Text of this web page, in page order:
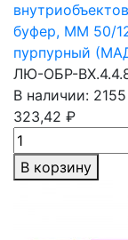
буфер, MM 50/
пурпурный
ЛЮ-ОБР-
В наличии: 2155
323,42 ₽
В корзину